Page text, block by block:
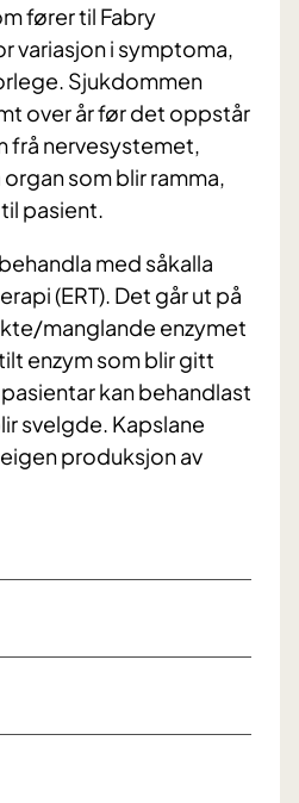
fører til Fabry
variasjon i symptoma,
Sjukdommen
over år før det oppstår
frå nervesystemet,
som blir ramma,
pasient.
med såkalla
(ERT). Det går ut på
manglande enzymet
enzym som blir gitt
kan behandlast
svelgde. Kapslane
produksjon av